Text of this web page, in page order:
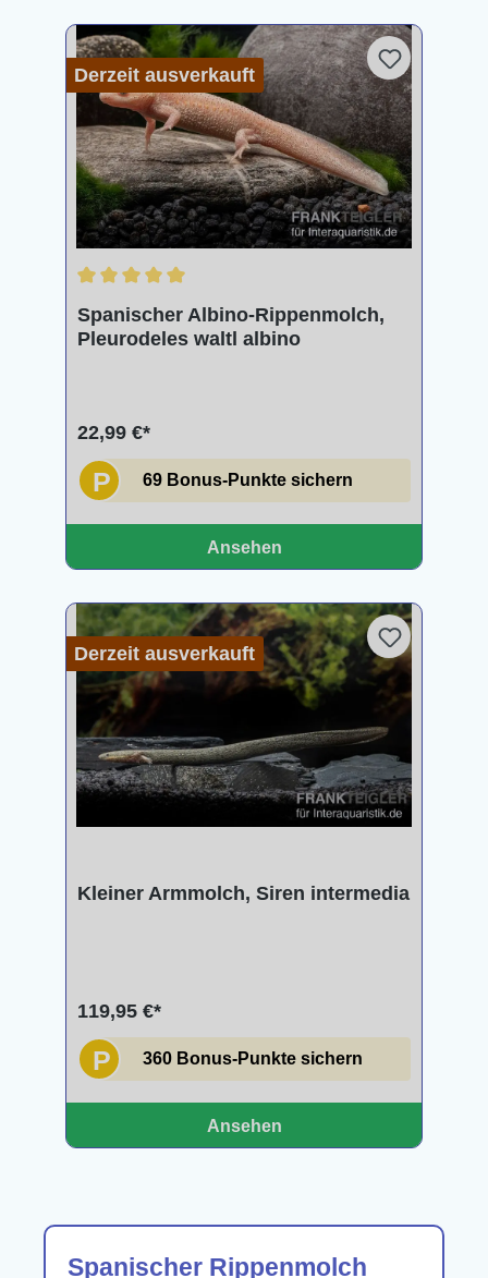
Derzeit ausverkauft
Spanischer Albino-Rippenmolch,
Pleurodeles waltl albino
22,99 €*
P 69 Bonus-Punkte sichern
Ansehen
Derzeit ausverkauft
Kleiner Armmolch, Siren intermedia
119,95 €*
P 360 Bonus-Punkte sichern
Ansehen
Spanischer Rippenmolch